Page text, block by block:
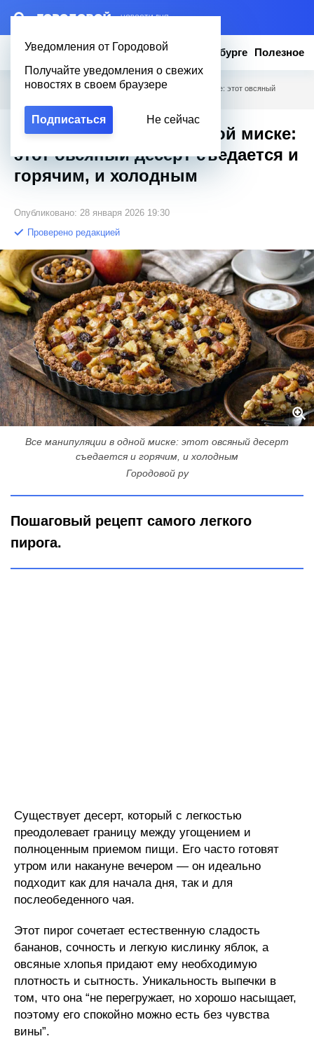
– НОВОСТИ ДНЯ
Уведомления от Городовой
Получайте уведомления о свежих
новостях в своем браузере
Подписаться Не сейчас
Новости Эксклюзив Вопросы о Петербурге Полезное
Городовой Полезное / Все манипуляции в одной миске: этот овсяный
Все манипуляции в одной миске:
этот овсяный десерт съедается и
горячим, и холодным
Опубликовано: 28 января 2026 19:30
Проверено редакцией
Все манипуляции в одной миске: этот овсяный десерт
съедается и горячим, и холодным
Городовой ру
Пошаговый рецепт самого легкого
пирога.
Существует десерт, который с легкостью
преодолевает границу между угощением и
полноценным приемом пищи. Его часто готовят
утром или накануне вечером — он идеально
подходит как для начала дня, так и для
послеобеденного чая.
Этот пирог сочетает естественную сладость
бананов, сочность и легкую кислинку яблок, а
овсяные хлопья придают ему необходимую
плотность и сытность. Уникальность выпечки в
том, что она “не перегружает, но хорошо насыщает,
поэтому его спокойно можно есть без чувства
вины”.